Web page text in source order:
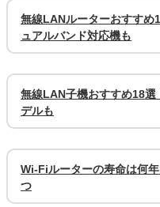
無線LANルーターおすす
ュアルバンド対応機も
無線LAN子機おすすめ18
デルも
Wi-Fiルーターの寿命は何
つ